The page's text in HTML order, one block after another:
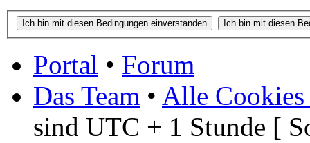
Portal • Forum
Das Team • Alle Cookies
sind UTC + 1 Stunde [